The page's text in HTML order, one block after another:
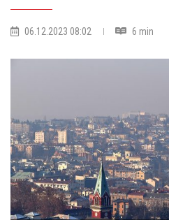
06.12.2023 08:02 6 min